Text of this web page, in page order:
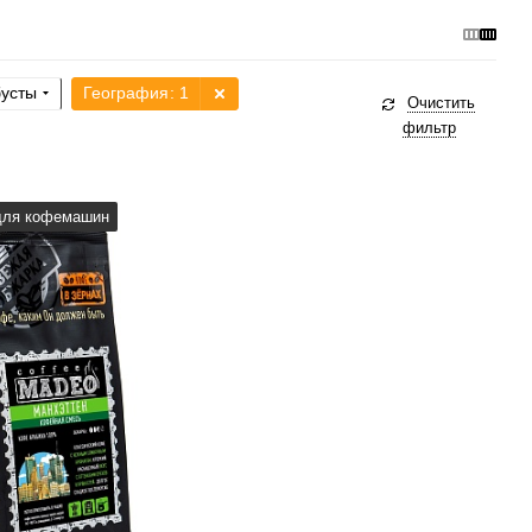
География: 1
Очистить
фильтр
кофемашин
турка, френч-пресс,
аэропресс
средняя
кислинки
100 %
специи, орех
3 4 5 6
1/6
3 4 5 6
4/6
2 3 4 5 6
6/6
3 4 5 6
5/6